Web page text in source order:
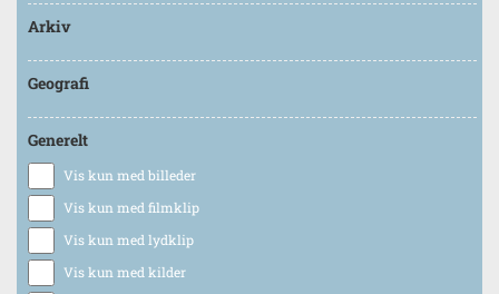
Arkiv
Geografi
Generelt
Vis kun med billeder
Vis kun med filmklip
Vis kun med lydklip
Vis kun med kilder